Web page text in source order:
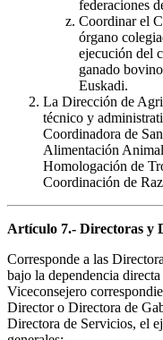
federaciones
Coordinar el
órgano
ejecución del
ganado
Euskadi.
La Dirección de
técnico y
Coordinadora de
Alimentación
Homologación de
Coordinación de
Artículo 7.- Directoras y
Corresponde a las
bajo la dependencia
Viceconsejero
Director o Directora de
Directora de Servicios, el